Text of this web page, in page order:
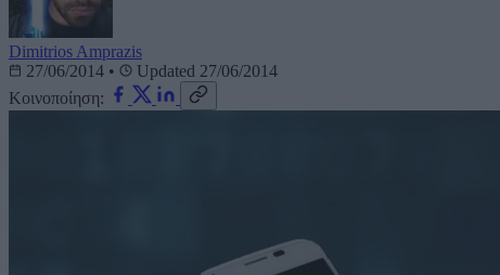
Dimitrios Amprazis
27/06/2014 •
Updated 27/06/2014
Κοινοποίηση: